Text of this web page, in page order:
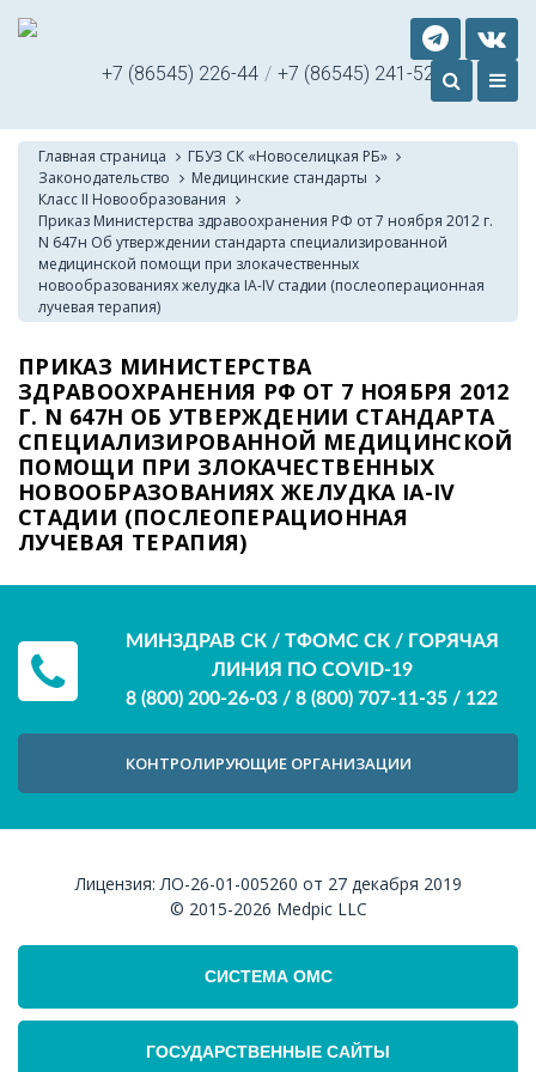
+7 (86545) 226-44 / +7 (86545) 241-52
Главная страница
ГБУЗ СК «Новоселицкая РБ»
Законодательство
Медицинские стандарты
Класс II Новообразования
Приказ Министерства здравоохранения РФ от 7 ноября 2012 г.
N 647н Об утверждении стандарта специализированной
медицинской помощи при злокачественных
новообразованиях желудка IA-IV стадии (послеоперационная
лучевая терапия)
ПРИКАЗ МИНИСТЕРСТВА
ЗДРАВООХРАНЕНИЯ РФ ОТ 7 НОЯБРЯ 2012
Г. N 647Н ОБ УТВЕРЖДЕНИИ СТАНДАРТА
СПЕЦИАЛИЗИРОВАННОЙ МЕДИЦИНСКОЙ
ПОМОЩИ ПРИ ЗЛОКАЧЕСТВЕННЫХ
НОВООБРАЗОВАНИЯХ ЖЕЛУДКА IA-IV
СТАДИИ (ПОСЛЕОПЕРАЦИОННАЯ
ЛУЧЕВАЯ ТЕРАПИЯ)
МИНЗДРАВ СК / ТФОМС СК / ГОРЯЧАЯ
ЛИНИЯ ПО COVID-19
8 (800) 200-26-03 / 8 (800) 707-11-35 / 122
КОНТРОЛИРУЮЩИЕ ОРГАНИЗАЦИИ
Лицензия:ЛО-26-01-005260 от 27 декабря 2019
© 2015-2026 Medpic LLC
СИСТЕМА ОМС
ГОСУДАРСТВЕННЫЕ САЙТЫ